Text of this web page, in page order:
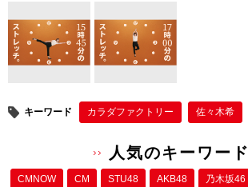
キーワード カラダファクトリー 佐々木希
人気のキーワード
CMNOW CM STU48 AKB48 乃木坂46